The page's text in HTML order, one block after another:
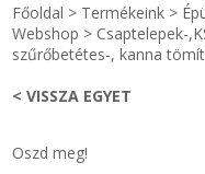
Főoldal > Termékeink >
Webshop > Csaptelepek-
szűrőbetétes-, kanna
< VISSZA EGYET
Oszd meg!